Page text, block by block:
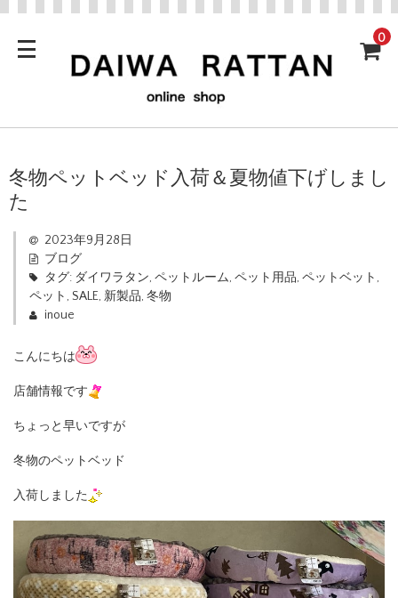
0
冬物ペットベッド入荷＆夏物値下げしまし
た
2023年9月28日
ブログ
タグ: ダイワラタン, ペットルーム, ペット用品, ペットベット ,
ペット , SALE, 新製品, 冬物
inoue
こんにちは
店舗情報です
ちょっと早いですが
冬物のペットベッド
入荷しました